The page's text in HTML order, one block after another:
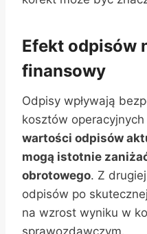
Efekt odpisów
finansowy
Odpisy wpływają
kosztów
wartości odpisów
mogą istotnie
obrotowego. Z
odpisów po
na wzrost wyniku w
sprawozdawczym.